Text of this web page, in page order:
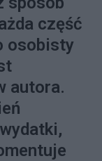
część
osobisty
autora.